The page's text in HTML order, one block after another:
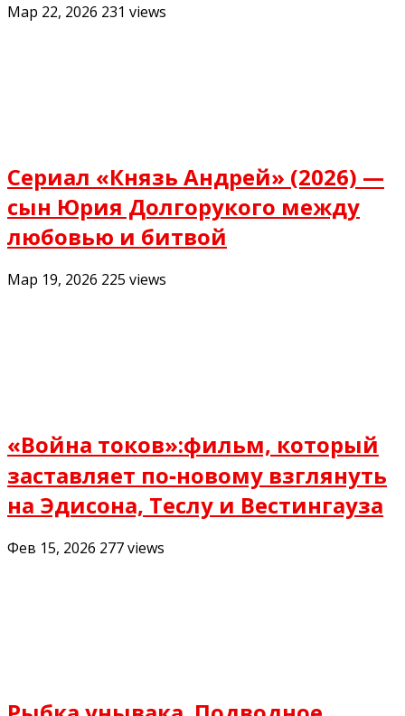
Мар 22, 2026 231 views
Сериал «Князь Андрей» (2026) —
сын Юрия Долгорукого между
любовью и битвой
Мар 19, 2026 225 views
«Война токов»:фильм, который
заставляет по‑новому взглянуть
на Эдисона, Теслу и Вестингауза
Фев 15, 2026 277views